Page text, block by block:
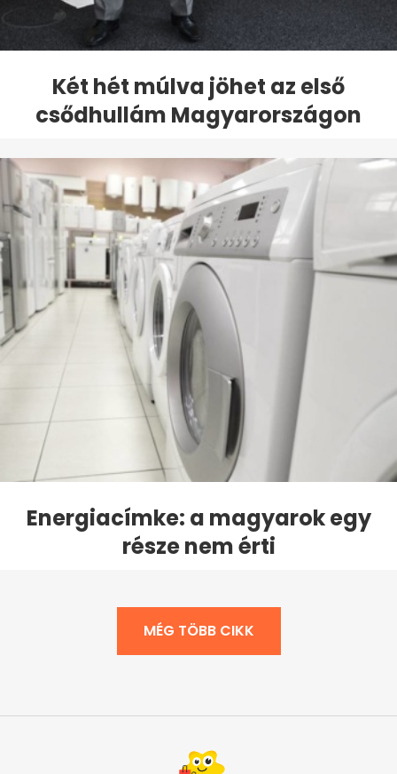
Két hét múlva jöhet az első
csődhullám Magyarországon
Energiacímke: a magyarok egy
része nem érti
MÉG TÖBB CIKK